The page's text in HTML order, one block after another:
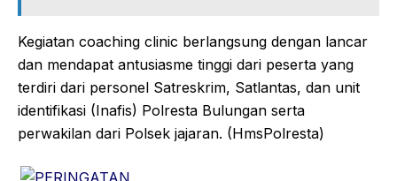
Kegiatan coaching clinic berlangsung dengan lancar
dan mendapat antusiasme tinggi dari peserta yang
terdiri dari personel Satreskrim, Satlantas, dan unit
identifikasi (Inafis) Polresta Bulungan serta
perwakilan dari Polsek jajaran. (HmsPolresta)